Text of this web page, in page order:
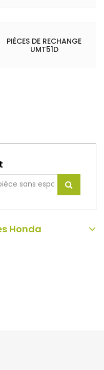
PIÈCES DE RECHANGE
UMT51D
Honda